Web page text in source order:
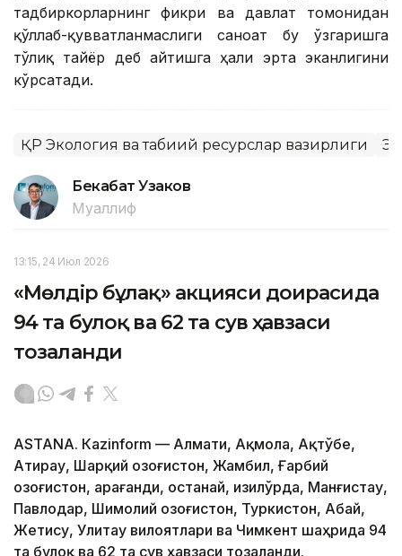
тадбиркорларнинг фикри ва давлат томонидан
қўллаб-қувватланмаслиги саноат бу ўзгаришга
тўлиқ тайёр деб айтишга ҳали эрта эканлигини
кўрсатади.
ҚР Экология ва табиий ресурслар вазирлиги
Бекабат Узаков
Муаллиф
13:15, 24 Июл 2026
«Мөлдір бұлақ» акцияси доирасида
94 та булоқ ва 62 та сув ҳавзаси
тозаланди
ASTANА. Кazinform — Алмати, Ақмола, Ақтўбе,
Атирау, Шарқий Қозоғистон, Жамбил, Ғарбий
Қозоғистон, Қарағанди, Қостанай, Қизилўрда, Манғистау,
Павлодар, Шимолий Қозоғистон, Туркистон, Абай,
Жетису, Улитау вилоятлари ва Чимкент шаҳрида 94
та булоқ ва 62 та сув ҳавзаси тозаланди.